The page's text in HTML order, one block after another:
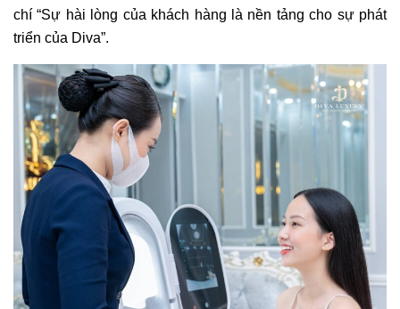
chí “Sự hài lòng của khách hàng là nền tảng cho sự phát
triển của Diva”.